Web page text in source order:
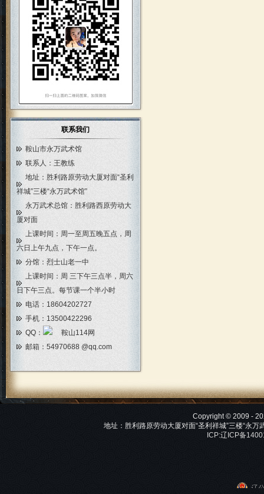
联系我们
鞍山市永万武术馆
联系人：王教练
地址：胜利路原劳动大厦对面“圣利
祥城”三楼“永万武术馆”
永万武术总馆：胜利路西原劳动大
厦对面
上课时间：周一至周五晚五点，周
六日上午九点，下午一点。
分馆：烈士山老一中
上课时间：周 三下午三点半，周六
日下午三点。每节课一个半小时
电话：18604202727
手机：13500422296
QQ：
邮箱： 54970688 @qq.com
Copyright © 2009 -
地址：胜利路原劳动大厦对面“圣利祥城”三楼“
ICP:辽ICP备
辽